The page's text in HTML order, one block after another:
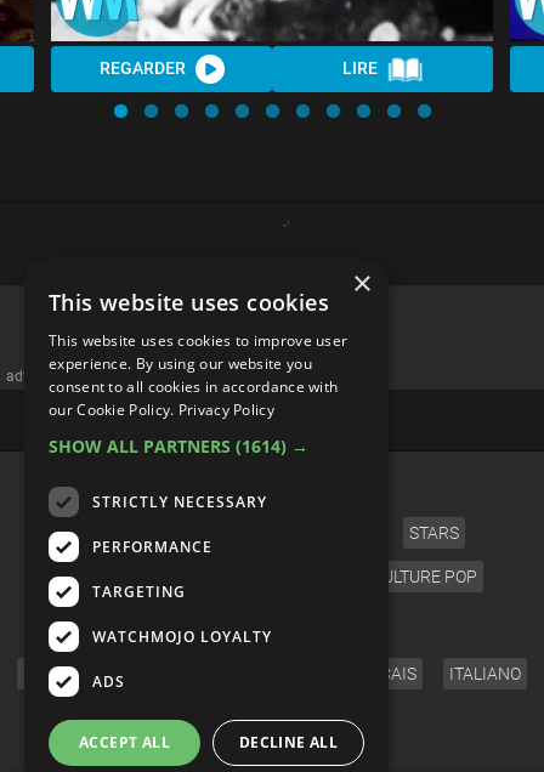
REGARDER LIRE
advertisememt
STARS
JEUX VIDÉO CULTURE POP
ENGLISH FRANÇAIS ITALIANO
SUIVEZ-NOUS
×
This website uses cookies
This website uses cookies to improve user
experience. By using our website you
consent to all cookies in accordance with
our Cookie Policy. Privacy Policy
SHOW ALL PARTNERS (1614) →
STRICTLY NECESSARY
PERFORMANCE
TARGETING
WATCHMOJO LOYALTY
ADS
ACCEPT ALL DECLINE ALL